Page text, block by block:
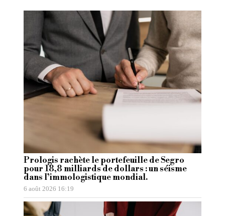
Prologis rachète le portefeuille de Segro
pour 18,8 milliards de dollars : un séisme
dans l’immologistique mondial.
6 août 2026 16:19